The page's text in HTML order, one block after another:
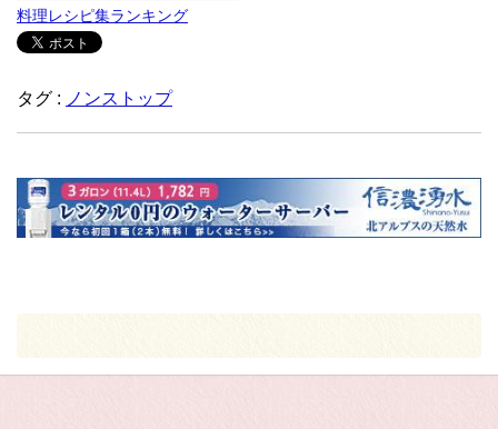
料理レシピ集ランキング
タグ : ノンストップ